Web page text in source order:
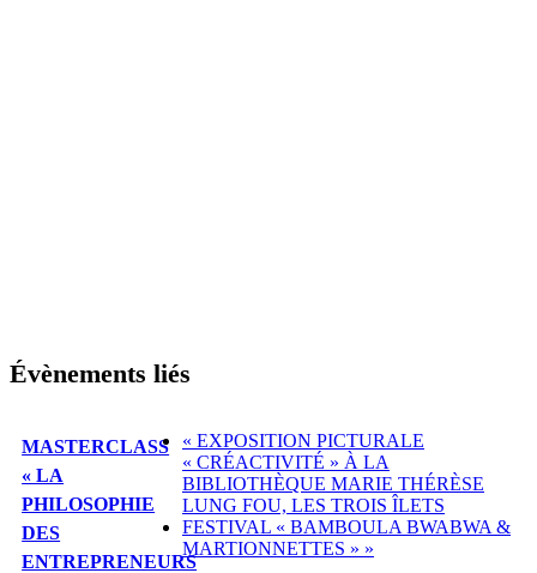
Évènements liés
MASTERCLASS
« LA
PHILOSOPHIE
DES
ENTREPRENEURS
« EXPOSITION PICTURALE
« CRÉACTIVITÉ » À LA
BIBLIOTHÈQUE MARIE THÉRÈSE
LUNG FOU, LES TROIS ÎLETS
FESTIVAL « BAMBOULA BWABWA &
MARTIONNETTES » »